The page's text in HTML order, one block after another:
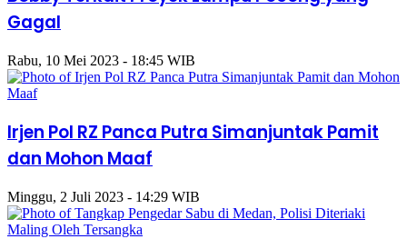
Gagal
Rabu, 10 Mei 2023 - 18:45 WIB
Irjen Pol RZ Panca Putra Simanjuntak Pamit
dan Mohon Maaf
Minggu, 2 Juli 2023 - 14:29 WIB